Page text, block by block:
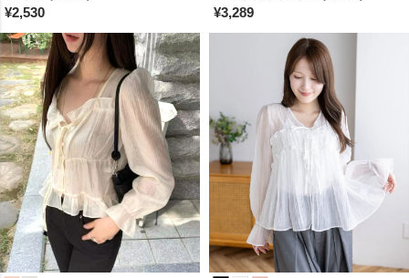
¥2,530 ¥3,289